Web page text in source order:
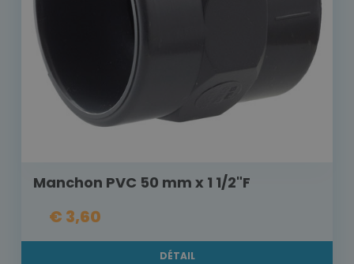
Manchon PVC 50 mm x 1 1/2"F
€ 3,60
DÉTAIL